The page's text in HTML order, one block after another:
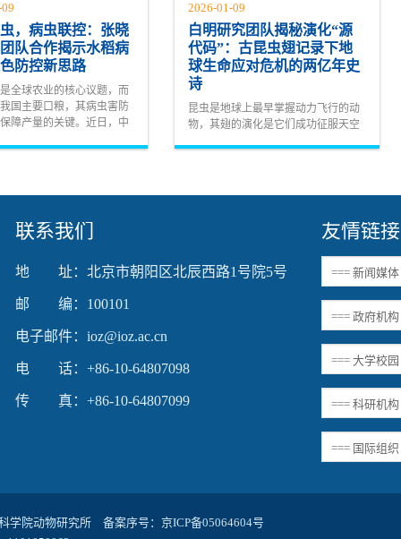
，病虫联控：张晓
队合作揭示水稻病
防控新思路
全球农业的核心议题，而
国主要口粮，其病虫害防
障产量的关键。近日，中
2026-01-09
白明研究团队揭秘演化“源
代码”：古昆虫翅记录下地
球生命应对危机的两亿年史
诗
昆虫是地球上最早掌握动力飞行的动
物，其翅的演化是它们成功征服天空
联系我们
地 址：北京市朝阳区北辰西路1号院5号
邮 编：100101
电子邮件：ioz@ioz.ac.cn
电 话：+86-10-64807098
传 真：+86-10-64807099
友情链接
学院动物研究所 备案序号： 京ICP备05064604号